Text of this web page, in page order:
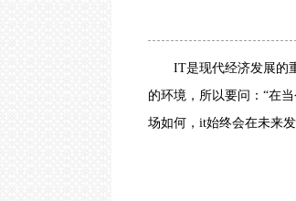
IT是现代经济发展的重
的环境，所以要问：“在
场如何，it始终会在未来